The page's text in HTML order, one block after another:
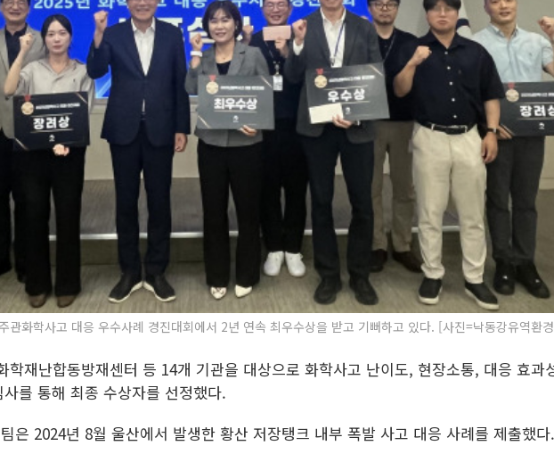
관화학사고 대응 우수사례 경진대회에서 2년 연속 최우수상을 받고 기뻐하고 있다. [사진=낙동강유역환
학재난합동방재센터 등 14개 기관을 대상으로 화학사고 난이도, 현장소통, 대응 효과
를 통해 최종 수상자를 선정했다.
은 2024년 8월 울산에서 발생한 황산 저장탱크 내부 폭발 사고 대응 사례를 제출했다.